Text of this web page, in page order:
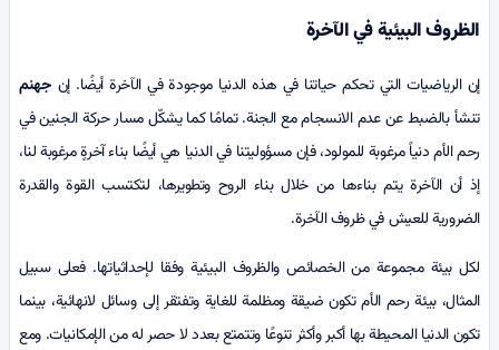
الظروف البيئية في الآخرة
إن الرياضيات التي تحكم حياتنا في هذه الدنيا موجودة في الآخرة أيضًا. إن جهنم
تنشأ بالضبط عن عدم الانسجام مع الجنة. تمامًا كما يشكّل مسار حركة الجنين في
رحم الأم دنياً مرغوبة للمولود، فإن مسؤوليتنا في الدنيا هي أيضًا بناء آخرةٍ مرغوبة لنا،
إذ أن الآخرة يتم بناءها من خلال بناء الروح وتطويرها، لتكتسب القوة والقدرة
الضرورية للعيش في ظروف الآخرة.
لكل بيئة مجموعة من الخصائص والظروف البیئية وفقا لإحداثياتها. فعلى سبيل
المثال، بيئة رحم الأم تكون ضيقة ومظلمة للغاية وتفتقر إلى وسائل لانهائية، بينما
تكون الدنيا المحيطة بها أكبر وأكثر تنوعًا وتتمتع بعدد لا حصر له من الإمكانيات. ومع